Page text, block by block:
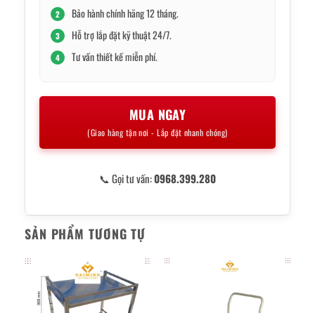
2 Bảo hành chính hãng 12 tháng.
3 Hỗ trợ lắp đặt kỹ thuật 24/7.
4 Tư vấn thiết kế miễn phí.
MUA NGAY
(Giao hàng tận nơi - Lắp đặt nhanh chóng)
📞 Gọi tư vấn:0968.399.280
SẢN PHẨM TƯƠNG TỰ